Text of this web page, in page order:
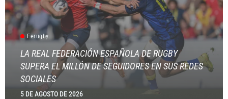
Ferugby
LA REAL FEDERACIÓN ESPAÑOLA DE RUGBY
SUPERA EL MILLÓN DE SEGUIDORES EN SUS REDES
SOCIALES
5 DE AGOSTO DE 2026